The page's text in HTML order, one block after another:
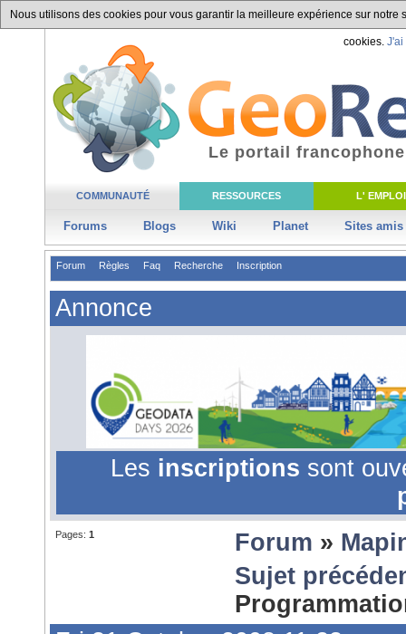
Nous utilisons des cookies pour vous garantir la meilleure expérience sur
cookies. J'ai
COMMUNAUTÉ RESSOURCES L' EMPLOI
Forums Blogs Wiki Planet Sites amis
Le portail
Forum Règles Faq Recherche Inscription
Annonce
Les inscriptions sont
Pages: 1 Forum »
Sujet